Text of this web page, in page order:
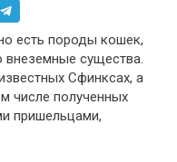
есть породы кошек,
внеземные существа.
Сфинксах, а
числе полученных
пришельцами,